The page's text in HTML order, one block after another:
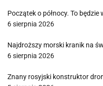
Początek o północy. To
6 sierpnia 2026
Najdroższy morski kranik na
6 sierpnia 2026
Znany rosyjski konstruktor